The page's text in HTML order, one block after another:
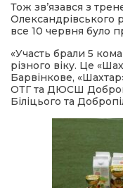
Тож зв’язався з
Олександрівського
все 10 червня було
«Участь брали 5
різного віку. Це
Барвінкове,
ОТГ та ДЮСШ
Біліцього та